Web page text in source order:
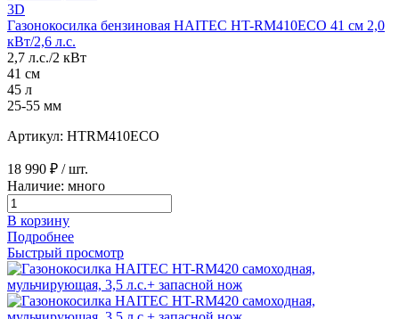
3D
Газонокосилка бензиновая HAITEC HT-RM410ECO 41 см 2,0
кВт/2,6 л.с.
2,7 л.с./2 кВт
41 см
45 л
25-55 мм
Артикул: HTRM410ECO
18 990 ₽ / шт.
Наличие: много
В корзину
Подробнее
Быстрый просмотр